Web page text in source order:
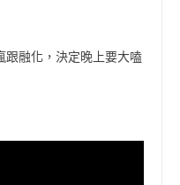
跟融化，決定晚上要大嗑